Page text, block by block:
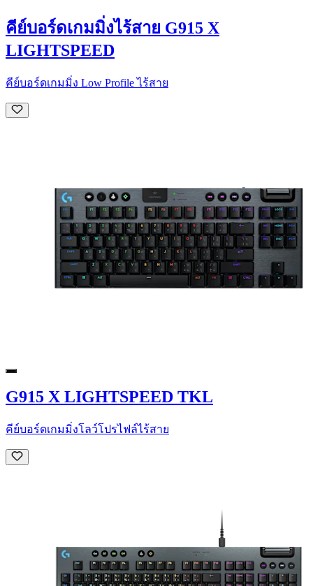
คีย์บอร์ดเกมมิ่งไร้สาย G915 X
LIGHTSPEED
คีย์บอร์ดเกมมิ่ง Low Profile ไร้สาย
G915 X LIGHTSPEED TKL
คีย์บอร์ดเกมมิ่งโลว์โปรไฟล์ไร้สาย